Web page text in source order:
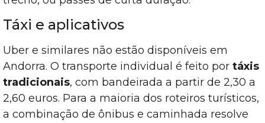
Táxi e aplicativos
Uber e similares não estão disponíveis em
Andorra. O transporte individual é feito por táxis
tradicionais, com bandeirada a partir de 2,30 a
2,60 euros. Para a maioria dos roteiros turísticos,
a combinação de ônibus e caminhada resolve